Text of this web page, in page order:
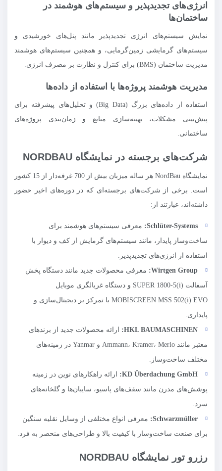
انرژی‌های تجدیدپذیر و سیستم‌های هوشمند در
ساختمان‌ها
نمایش سیستم‌های انرژی تجدیدپذیر مانند پنل‌های خورشیدی و
سیستم‌های گرمایشی زمین‌گرمایی، و همچنین سیستم‌های هوشمند
مدیریت ساختمان (BMS) برای کنترل و نظارت بر مصرف انرژی.
مدیریت هوشمند پروژه‌ها با استفاده از داده‌ها
استفاده از داده‌های بزرگ (Big Data) و تحلیل‌های پیشرفته برای
پیش‌بینی مشکلات، بهینه‌سازی منابع و زمان‌بندی پروژه‌های
ساختمانی.
شرکت‌های برجسته در نمایشگاه NORDBAU
نمایشگاه NordBau هر ساله میزبان بیش از 700 غرفه‌دار از 15 کشور
است. برخی از شرکت‌های برجسته‌ای که در دوره‌های اخیر حضور
داشته‌اند، عبارتند از:
Schlüter-Systems
: معرفی سیستم‌های هوشمند برای
ساخت‌وساز پایدار، مانند سیستم‌های گرمایش از کف و دیوار با
استفاده از انرژی‌های تجدیدپذیر.
Wirtgen Group
: معرفی محصولات جدید مانند دستگاه پخش
آسفالت SUPER 1800-5(i) و دستگاه غربالگری موبایل
MOBISCREEN MSS 502(i) EVO با تمرکز بر دیجیتال‌سازی و
پایداری.
HKL BAUMASCHINEN
: ارائه محصولات جدید از برندهای
معتبر مانند Ammann، Kramer، Merlo و Yanmar در زمینه‌های
مختلف ساخت‌وساز.
KD Überdachung GmbH
: ارائه راهکارهای نوین در زمینه
پوشش‌های مدرن مانند سقف‌های پاسیو، سایبان‌ها و گلخانه‌های
سرد.
Schwarzmüller
: معرفی انواع مختلفی از وسایل نقلیه سنگین
برای صنعت ساخت‌وساز با کیفیت بالا و طراحی‌های منحصر به فرد.
رزرو تور نمایشگاه NORDBAU